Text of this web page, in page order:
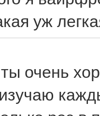
уж
очень